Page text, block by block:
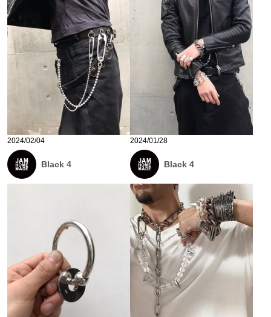
2024/02/04
Black 4
2024/01/28
Black 4